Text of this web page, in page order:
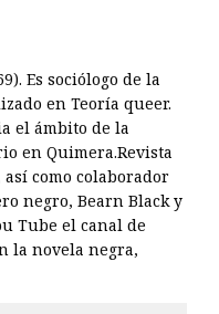
Es sociólogo de la
en Teoría queer.
el ámbito de la
en Quimera.Revista
como colaborador
negro, Bearn Black y
Tube el canal de
la novela negra,